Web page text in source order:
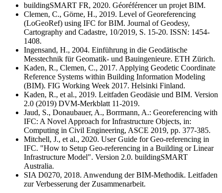
buildingSMART FR, 2020. Géoréférencer un projet BIM.
Clemen, C., Görne, H., 2019. Level of Georeferencing
(LoGeoRef) using IFC for BIM. Journal of Geodesy,
Cartography and Cadastre, 10/2019, S. 15-20. ISSN: 1454-
1408.
Ingensand, H., 2004. Einführung in die Geodätische
Messtechnik für Geomatik- und Bauingenieure. ETH Zürich.
Kaden, R., Clemen, C., 2017. Applying Geodetic Coordinate
Reference Systems within Building Information Modeling
(BIM). FIG Working Week 2017. Helsinki Finland.
Kaden, R., et al., 2019. Leitfaden Geodäsie und BIM. Version
2.0 (2019) DVM-Merkblatt 11-2019.
Jaud, S., Donaubauer, A., Borrmann, A.: Georeferencing with
IFC: A Novel Approach for Infrastructure Objects, in:
Computing in Civil Engineering, ASCE 2019, pp. 377-385.
Mitchell, J., et al., 2020. User Guide for Geo-referencing in
IFC. "How to Setup Geo-referencing in a Building or Linear
Infrastructure Model". Version 2.0. buildingSMART
Australia.
SIA D0270, 2018. Anwendung der BIM-Methodik. Leitfaden
zur Verbesserung der Zusammenarbeit.